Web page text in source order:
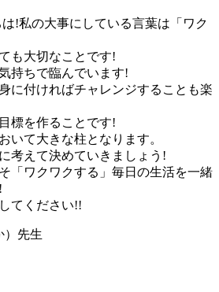
!私の大事にしている言葉は「ワク
も大切なことです!
持ちで臨んでいます!
に付ければチャレンジすることも楽
標を作ることです!
いて大きな柱となります。
考えて決めていきましょう!
「ワクワクする」毎日の生活を一緒
てください!!